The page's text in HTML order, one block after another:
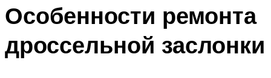
Особенности ремонта
дроссельной заслонки